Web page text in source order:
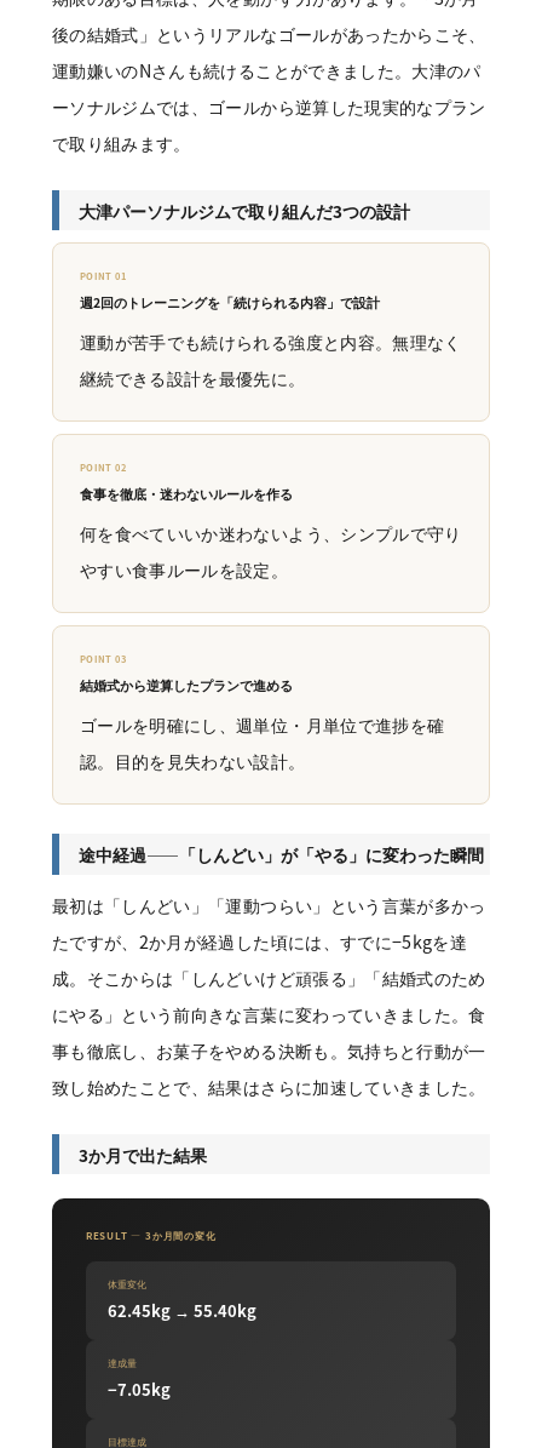
後の結婚式」というリアルなゴールがあったからこそ、
運動嫌いのNさんも続けることができました。大津のパ
ーソナルジムでは、ゴールから逆算した現実的なプラン
で取り組みます。
大津パーソナルジムで取り組んだ3つの設計
POINT 01
週2回のトレーニングを「続けられる内容」で設計
運動が苦手でも続けられる強度と内容。無理なく
継続できる設計を最優先に。
POINT 02
食事を徹底・迷わないルールを作る
何を食べていいか迷わないよう、シンプルで守り
やすい食事ルールを設定。
POINT 03
結婚式から逆算したプランで進める
ゴールを明確にし、週単位・月単位で進捗を確
認。目的を見失わない設計。
途中経過——「しんどい」が「やる」に変わった瞬間
最初は「しんどい」「運動つらい」という言葉が多かっ
たですが、2か月が経過した頃には、すでに−5kgを達
成。そこからは「しんどいけど頑張る」「結婚式のため
にやる」という前向きな言葉に変わっていきました。食
事も徹底し、お菓子をやめる決断も。気持ちと行動が一
致し始めたことで、結果はさらに加速していきました。
3か月で出た結果
RESULT — 3か月間の変化
体重変化
62.45kg → 55.40kg
達成量
−7.05kg
目標達成